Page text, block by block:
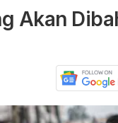
Akan